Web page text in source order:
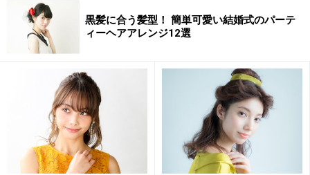
次ページでは、ヘアアレンジの方法をご紹介します。
※記事内容は執筆時点のものです。最新の内容をご確認くださ
い。
次のページへ
黒髪に合う髪型！ 簡単可愛い結婚式のパーテ
ィーヘアアレンジ12選